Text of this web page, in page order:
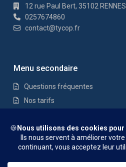
12 rue Paul Bert, 35102 RENNES
0257674860
contact@tycop.fr
Menu secondaire
Questions fréquentes
Nos tarifs
Mentions Légales